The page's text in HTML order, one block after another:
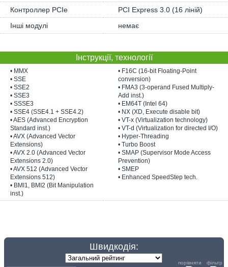
Контроллер PCIe
PCI Express 3.0 (16 ліній)
Інші модулі
немає
Інструкції, технології
• MMX
• SSE
• SSE2
• SSE3
• SSSE3
• SSE4 (SSE4.1 + SSE4.2)
• AES (Advanced Encryption
Standard inst.)
• AVX (Advanced Vector
Extensions)
• AVX 2.0 (Advanced Vector
Extensions 2.0)
• AVX 512 (Advanced Vector
Extensions 512)
• BMI1, BMI2 (Bit Manipulation
inst.)
• F16C (16-bit Floating-Point
conversion)
• FMA3 (3-operand Fused Multiply-
Add inst.)
• EM64T (Intel 64)
• NX (XD, Execute disable bit)
• VT-x (Virtualization technology)
• VT-d (Virtualization for directed I/O)
• Hyper-Threading
• Turbo Boost
• SMAP (Supervisor Mode Access
Prevention)
• SMEP
• Enhanced SpeedStep tech.
Швидкодія:
порівняти фільтр